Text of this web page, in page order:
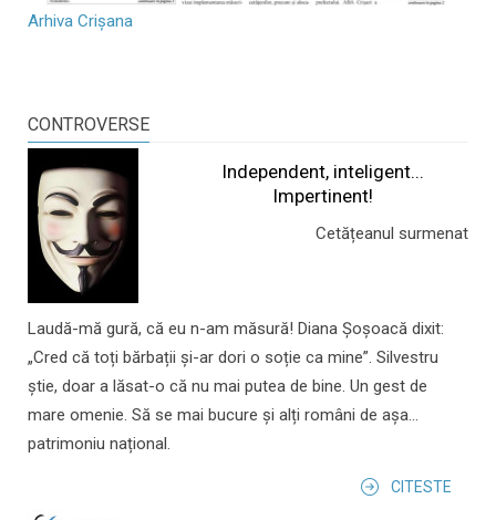
Arhiva Crișana
CONTROVERSE
Independent, inteligent...
Impertinent!
Cetățeanul surmenat
Laudă-mă gură, că eu n-am măsură! Diana Șoșoacă dixit:
„Cred că toți bărbații și-ar dori o soție ca mine”. Silvestru
știe, doar a lăsat-o că nu mai putea de bine. Un gest de
mare omenie. Să se mai bucure și alți români de așa...
patrimoniu național.
CITESTE